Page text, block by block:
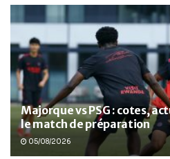
Majorque vs PSG : cotes,
le match de préparation
05/08/2026